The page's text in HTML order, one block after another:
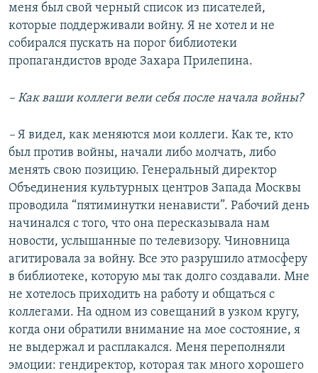
меня был свой черный список из писателей,
которые поддерживали войну. Я не хотел и не
собирался пускать на порог библиотеки
пропагандистов вроде Захара Прилепина.
– Как ваши коллеги вели себя после начала войны?
– Я видел, как меняются мои коллеги. Как те, кто
был против войны, начали либо молчать, либо
менять свою позицию. Генеральный директор
Объединения культурных центров Запада Москвы
проводила “пятиминутки ненависти”. Рабочий день
начинался с того, что она пересказывала нам
новости, услышанные по телевизору. Чиновница
агитировала за войну. Все это разрушило атмосферу
в библиотеке, которую мы так долго создавали. Мне
не хотелось приходить на работу и общаться с
коллегами. На одном из совещаний в узком кругу,
когда они обратили внимание на мое состояние, я
не выдержал и расплакался. Меня переполняли
эмоции: гендиректор, которая так много хорошего